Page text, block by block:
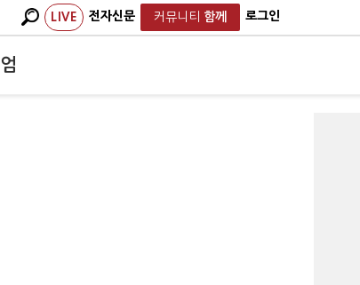
LIVE 전자신문 커뮤니티 함께 로그인